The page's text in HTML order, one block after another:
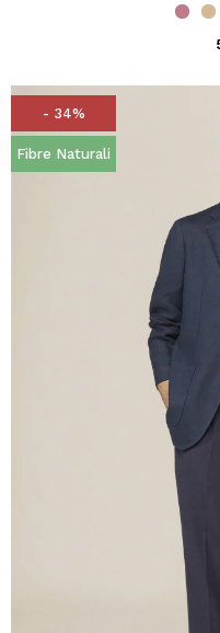
- 34%
Fibre Naturali